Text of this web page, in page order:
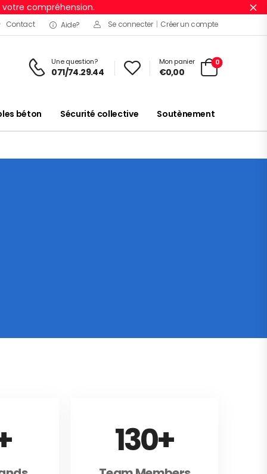
votre compréhension.
Contact Aide? Se connecter | Créer un compte
Une question?
071/74.29.44
Mon panier
€0,00
0
béton Sécurité collective Soutènement
130+